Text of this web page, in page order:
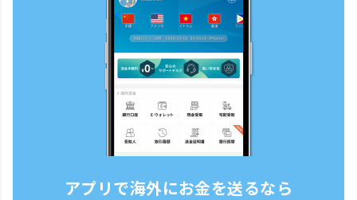
アプリで海外にお金を送るなら